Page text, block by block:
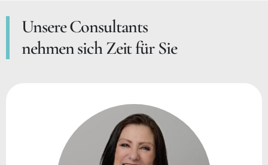
Unsere Consultants
nehmen sich Zeit für Sie